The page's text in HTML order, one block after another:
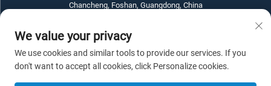
Chancheng, Foshan, Guangdong, China
+86-757-83789311
[email protected]
We value your privacy
We use cookies and similar tools to provide our services. If you
don't want to accept all cookies, click Personalize cookies.